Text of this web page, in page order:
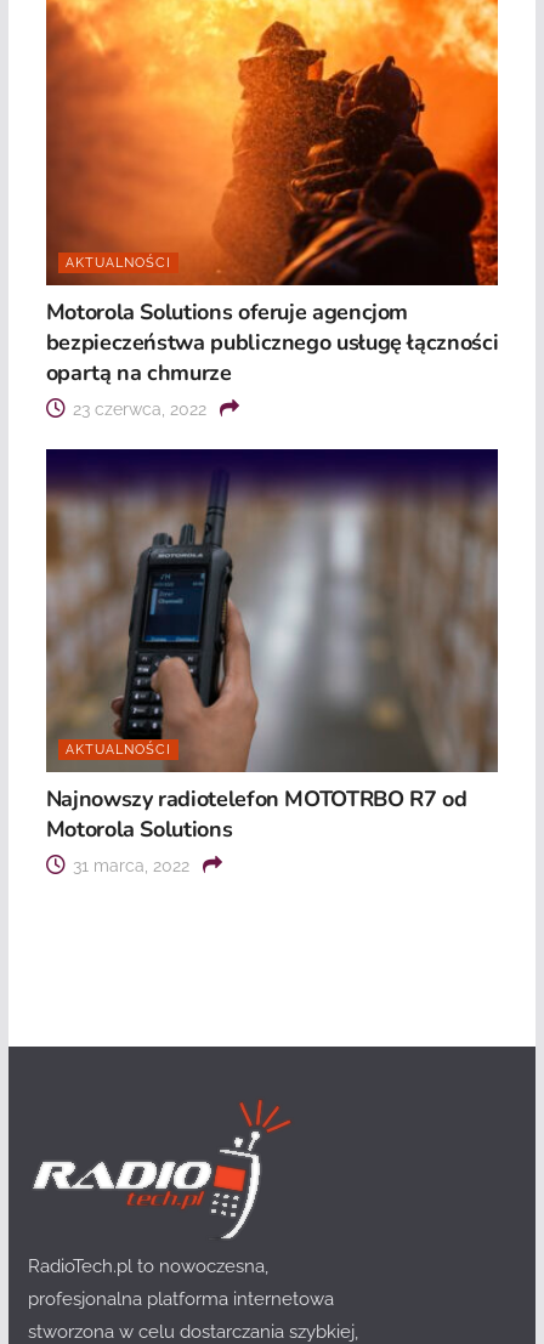
AKTUALNOŚCI
Motorola Solutions oferuje agencjom
bezpieczeństwa publicznego usługę łączności
opartą na chmurze
23 czerwca, 2022
AKTUALNOŚCI
Najnowszy radiotelefon MOTOTRBO R7 od
Motorola Solutions
31 marca, 2022
RadioTech.pl to nowoczesna,
profesjonalna platforma internetowa
stworzona w celu dostarczania szybkiej,